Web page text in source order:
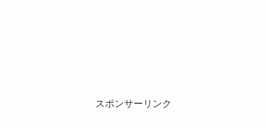
スポンサーリンク